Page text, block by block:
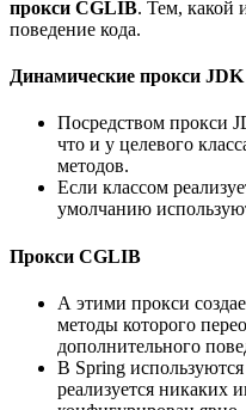
прокси CGLIB. Тем, какой
поведение кода.
Динамические прокси JDK
Посредством прокси
что и у целевого
методов.
Если классом
умолчанию
Прокси CGLIB
А этими прокси
методы которого
дополнительного
В Spring
реализуется никаких